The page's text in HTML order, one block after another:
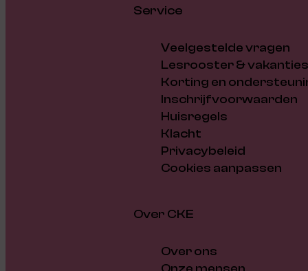
Service
Veelgestelde vragen
Lesrooster & vakanties
Korting en
Inschrijfvoorwaarden
Huisregels
Klacht
Privacybeleid
Cookies aanpassen
Over CKE
Over ons